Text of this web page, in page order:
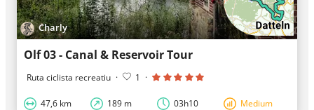
Charly
Olf 03 - Canal & Reservoir Tour
Ruta ciclista recreatiu · 1 ·
47,6 km 189 m 03h10 Medium